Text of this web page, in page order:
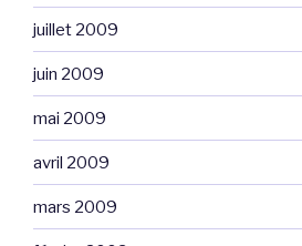
juillet 2009
juin 2009
mai 2009
avril 2009
mars 2009